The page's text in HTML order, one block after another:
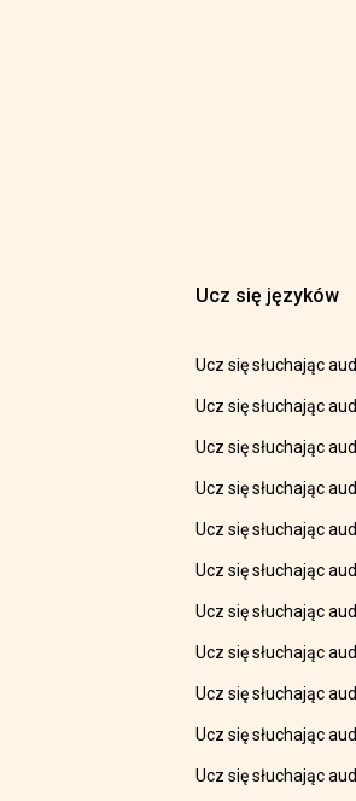
Ucz się języków
Ucz się słuchając
Ucz się słuchając
Ucz się słuchając
Ucz się słuchając
Ucz się słuchając
Ucz się słuchając
Ucz się słuchając
Ucz się słuchając
Ucz się słuchając
Ucz się słuchając
Ucz się słuchając